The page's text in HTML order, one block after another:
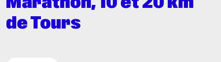
de Tours